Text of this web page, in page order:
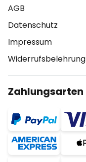
AGB
Datenschutz
Impressum
Widerrufsbelehrung
Zahlungsarten